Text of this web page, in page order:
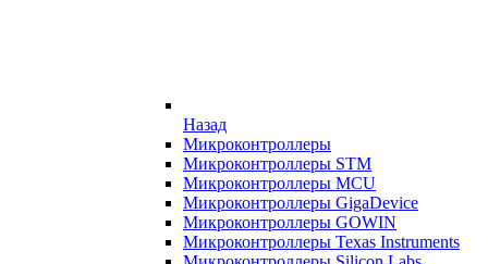
Назад
Микроконтроллеры
Микроконтроллеры STM
Микроконтроллеры MCU
Микроконтроллеры GigaDevice
Микроконтроллеры GOWIN
Микроконтроллеры Texas Instruments